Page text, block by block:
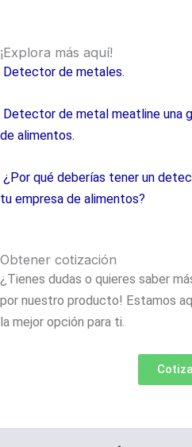
¡Explora más aquí!
Detector de metales.
Detector de metal meatline una
de alimentos.
¿Por qué deberías tener un
tu empresa de alimentos?
Obtener cotización
¿Tienes dudas o quieres saber
por nuestro producto! Estamos
la mejor opción para ti.